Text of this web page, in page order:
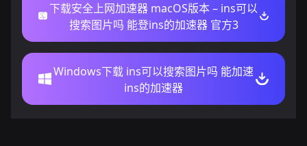
下载安全上网加速器 macOS版本 – ins可以
搜索图片吗 能登ins的加速器 官方3
Windows下载 ins可以搜索图片吗 能加速
ins的加速器